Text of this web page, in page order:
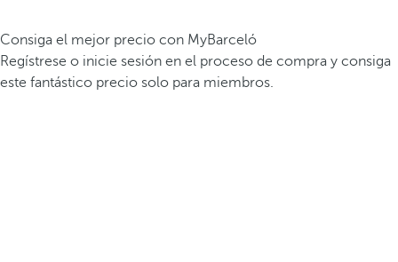
Consiga el mejor precio con MyBarceló
Regístrese o inicie sesión en el proceso de compra y consiga
este fantástico precio solo para miembros.